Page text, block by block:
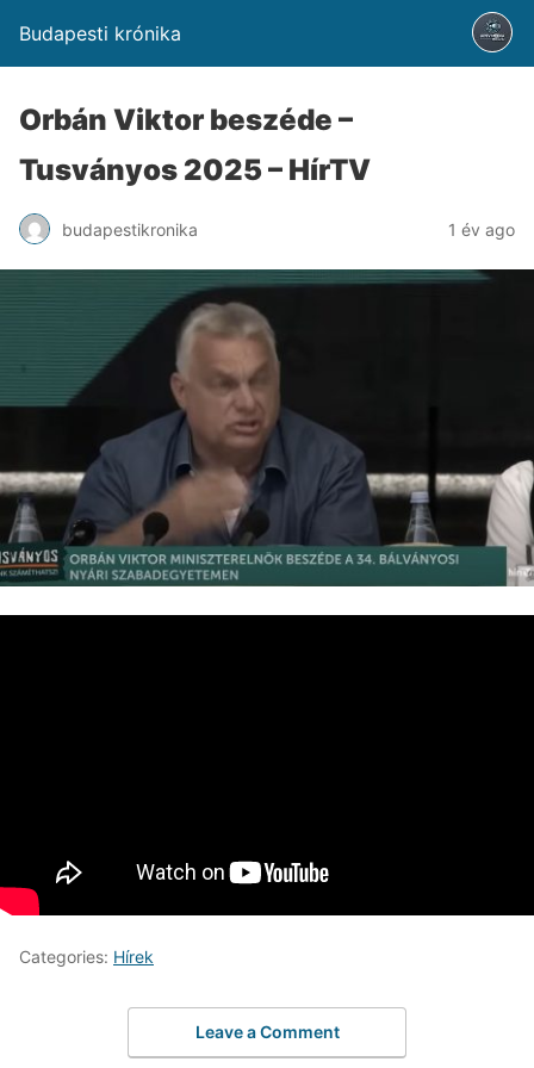
Budapesti krónika
Orbán Viktor beszéde –
Tusványos 2025 – HírTV
budapestikronika 1 év ago
Categories: Hírek
Leave a Comment